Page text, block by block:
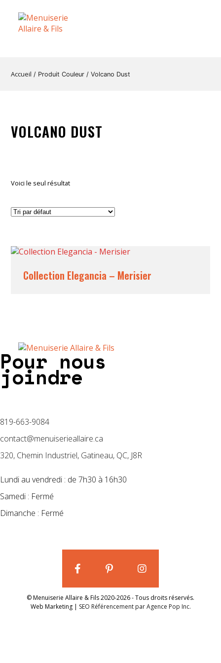
Accueil / Produit Couleur / Volcano Dust
VOLCANO DUST
Voici le seul résultat
Collection Elegancia – Merisier
Pour nous
joindre
819-663-9084
contact@menuiserieallaire.ca
320, Chemin Industriel, Gatineau, QC, J8R
Lundi au vendredi : de 7h30 à 16h30
Samedi : Fermé
Dimanche : Fermé
© Menuiserie Allaire & Fils 2020-2026 - Tous droits réservés.
Web Marketing | SEO Référencement par Agence Pop Inc.